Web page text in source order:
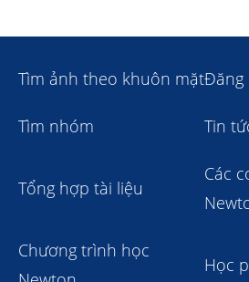
Tìm ảnh theo khuôn mặtĐăng
Tìm nhóm Tin
Tổng hợp tài liệu
Các
Chương trình học
Học